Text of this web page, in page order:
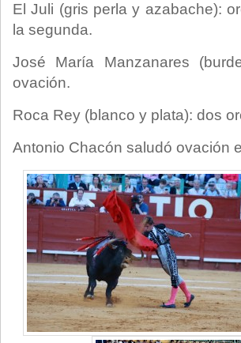
El Juli (gris perla y azabache):
la segunda.
José María Manzanares
ovación.
Roca Rey (blanco y plata): dos
Antonio Chacón saludó ovación